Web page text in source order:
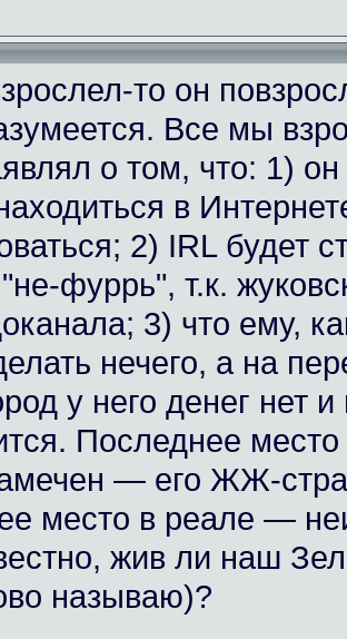
то он
Все мы
о том, что: 1)
в
2) IRL будет
фуррь", т.к.
3) что ему,
нечего, а на
у него денег нет
Последнее место
— его ЖЖ-
место в реале —
жив ли наш
называю)?